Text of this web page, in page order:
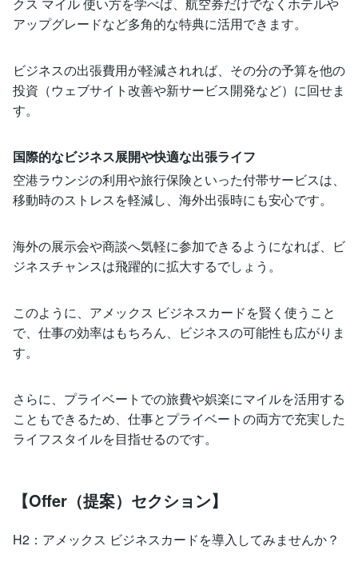
クス マイル 使い方を学べば、航空券だけでなくホテルや
アップグレードなど多角的な特典に活用できます。
ビジネスの出張費用が軽減されれば、その分の予算を他の
投資（ウェブサイト改善や新サービス開発など）に回せま
す。
国際的なビジネス展開や快適な出張ライフ
空港ラウンジの利用や旅行保険といった付帯サービスは、
移動時のストレスを軽減し、海外出張時にも安心です。
海外の展示会や商談へ気軽に参加できるようになれば、ビ
ジネスチャンスは飛躍的に拡大するでしょう。
このように、アメックス ビジネスカードを賢く使うこと
で、仕事の効率はもちろん、ビジネスの可能性も広がりま
す。
さらに、プライベートでの旅費や娯楽にマイルを活用する
こともできるため、仕事とプライベートの両方で充実した
ライフスタイルを目指せるのです。
【Offer（提案）セクション】
H2：アメックス ビジネスカードを導入してみませんか？